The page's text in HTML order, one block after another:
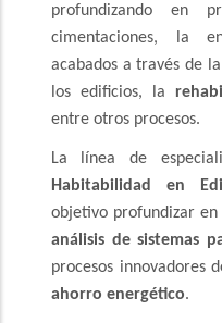
profundizando en
cimentaciones, la
acabados a través de
los edificios, la
entre otros procesos.
La línea de
Habitabilidad en
objetivo profundizar en
análisis de sistemas
procesos innovadores
ahorro energético.